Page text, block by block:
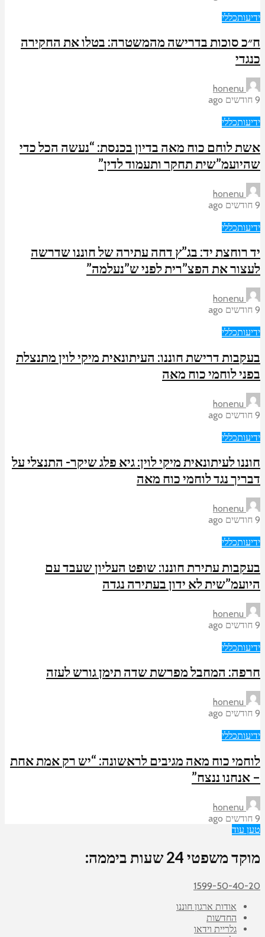
ידיעותכללי
ח״כ סוכות בדרישה מהמשטרה: בטלו את החקירה
כנגדי
9 חודשים ago
ידיעותכללי
אשת לוחם כוח מאה בדיון בכנסת: “נעשה הכל כדי
שהיועמ”שית תחקר ותעמוד לדין”
9 חודשים ago
ידיעותכללי
יד רוחצת יד: בג”ץ דחה עתירה של חוננו שדרשה
לעצור את הפצ”רית לפני ש”נעלמה”
9 חודשים ago
ידיעותכללי
בעקבות דרישת חוננו: העיתונאית מיקי לוין מתנצלת
בפני לוחמי כוח מאה
9 חודשים ago
ידיעותכללי
חוננו לעיתונאית מיקי לוין: גיא פלג שיקר- התנצלי על
דבריך נגד לוחמי כוח מאה
9 חודשים ago
ידיעותכללי
בעקבות עתירת חוננו: שופט העליון שעבד עם
היועמ”שית לא ידון בעתירה נגדה
9 חודשים ago
ידיעותכללי
חרפה: המחבל מפרשת שדה תימן גורש לעזה
9 חודשים ago
ידיעותכללי
לוחמי כוח מאה מגיבים לראשונה: “יש רק אמת אחת
– אנחנו ננצח”
9 חודשים ago
טען עוד
מוקד משפטי 24 שעות ביממה:
1599-50-40-20
אודות ארגון חוננו
החדשות
גלריית וידאו